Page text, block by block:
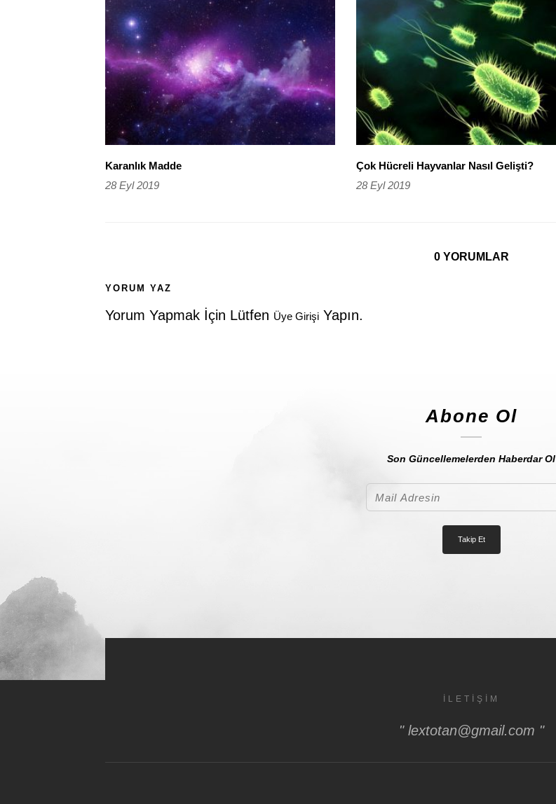
Karanlık Madde
28 Eyl 2019
Çok Hücreli Hayvanlar Nasıl Gelişti?
28 Eyl 2019
0 YORUMLAR
YORUM YAZ
Yorum Yapmak İçin Lütfen Üye Girişi Yapın.
Abone Ol
Son Güncellemelerden Haberdar Ol
İLETIŞIM
" lextotan@gmail.com "